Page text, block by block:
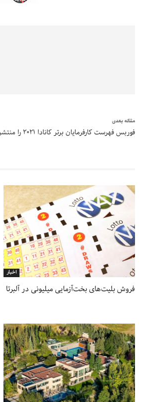
مقاله بعدی
فوربس فهرست کارفرمایان برتر کانادا ۲۰۲۱ را منتشر کرد
اخبار
فروش بلیت‌های بخت‌آزمایی میلیونی در آلبرتا